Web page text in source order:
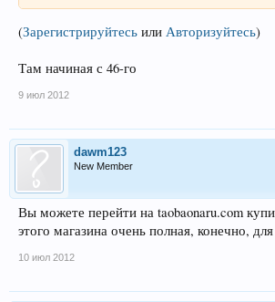
(Зарегистрируйтесь или Авторизуйтесь)
Там начиная с 46-го
9 июл 2012
dawm123
New Member
Вы можете перейти на taobaonaru.com
этого магазина очень полная, конечно,
10 июл 2012